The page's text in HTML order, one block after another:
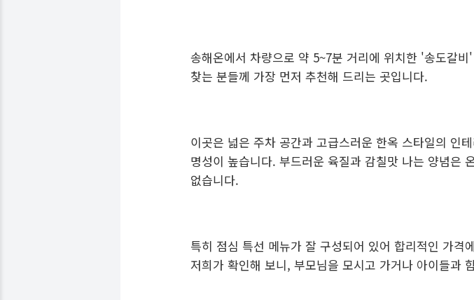
송해온에서 차량으로 약 5~7분 거리에 위치한 '송도갈
찾는 분들께 가장 먼저 추천해 드리는 곳입니다.
이곳은 넓은 주차 공간과 고급스러운 한옥 스타일의 인
명성이 높습니다. 부드러운 육질과 감칠맛 나는 양념은
없습니다.
특히 점심 특선 메뉴가 잘 구성되어 있어 합리적인 가
저희가 확인해 보니, 부모님을 모시고 가거나 아이들과